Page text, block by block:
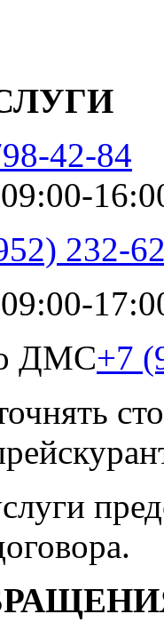
42-84
232-
ДМС+7